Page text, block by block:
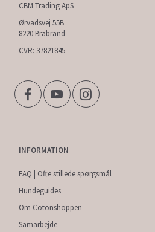
CBM Trading ApS
Ørvadsvej 55B
8220 Brabrand
CVR: 37821845
INFORMATION
FAQ | Ofte stillede spørgsmål
Hundeguides
Om Cotonshoppen
Samarbejde